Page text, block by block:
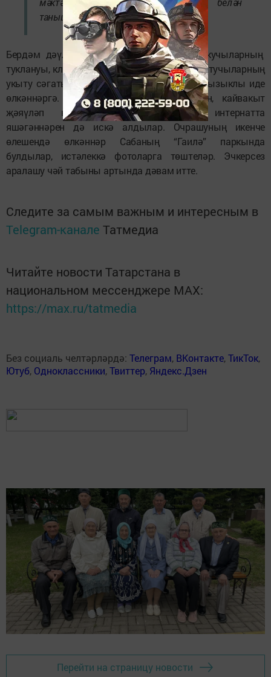
таныштырды, сорауларга җавап бирде.
Бердәм дәүләт имтиханнарын тапшыру, укучыларның
туклануы, класслардагы шартлар, хәтта укытучыларның
укыту сәгатьләре һәм хезмәт хаклары да кызыклы иде
өлкәннәргә. Үзләренең төрле авыллардан, кайвакыт
җәяүләп килеп укыган чакларын, интернатта
яшәгәннәрен дә искә алдылар. Очрашуның икенче
өлешендә өлкәннәр Сабаның “Гаилә” паркында
булдылар, истәлеккә фотоларга төштеләр. Эчкерсез
аралашу чәй табыны артында дәвам итте.
Следите за самым важным и интересным в
Telegram-канале Татмедиа
Читайте новости Татарстана в
национальном мессенджере MАХ:
https://max.ru/tatmedia
Без социаль челтәрләрдә: Телеграм, ВКонтакте,ТикТок,
Ютуб, Одноклассники,Твиттер, Яндекс.Дзен
Перейти на страницу новости